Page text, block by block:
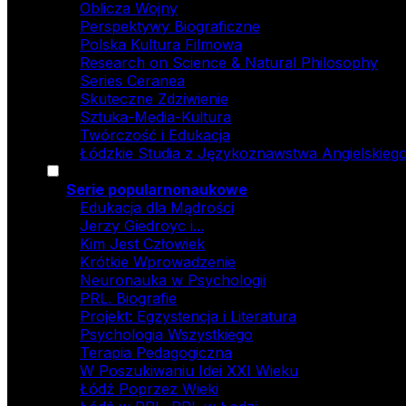
Oblicza Wojny
Perspektywy Biograficzne
Polska Kultura Filmowa
Research on Science & Natural Philosophy
Series Ceranea
Skuteczne Zdziwienie
Sztuka-Media-Kultura
Twórczość i Edukacja
Łódzkie Studia z Językoznawstwa
Serie popularnonaukowe
Edukacja dla Mądrości
Jerzy Giedroyc i...
Kim Jest Człowiek
Krótkie Wprowadzenie
Neuronauka w Psychologii
PRL. Biografie
Projekt: Egzystencja i Literatura
Psychologia Wszystkiego
Terapia Pedagogiczna
W Poszukiwaniu Idei XXI Wieku
Łódź Poprzez Wieki